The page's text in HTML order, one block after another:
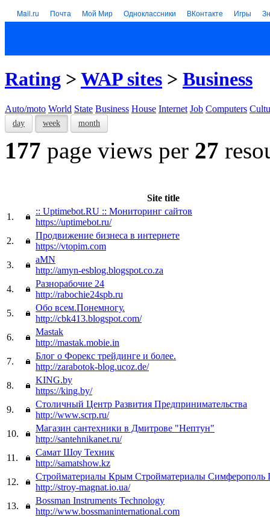
Mail.ru Почта Мой Мир Одноклассники ВКонтакте Игры
Rating > WAP sites > Business
Auto/moto World State Business House Internet Job Computers
day week month
177 page views per 27
Site title
1.
:: Uptimebot.RU :: Мониторинг сайтов
https://uptimebot.ru/
2.
Продвижение бизнеса в интернете
https://vtopim.com
3.
aMN
http://amyn-esblog.blogspot.co.za
4.
Разнорабочие 24
http://rabochie24spb.ru
5.
Обо всем.Понемногу.
http://cbk413.blogspot.com/
6.
Mastak
http://mastak.mobie.in
7.
Блог о Форекс трейдинге и более.
http://zarabotok-blog.ucoz.de/
8.
KING.by
https://king.by/
9.
Столичный Центр Развития Предпринимательства
http://www.scrp.ru/
10.
Магазин сантехники в Дмитрове "Нептун"
http://santehnikanet.ru/
11.
Самат Шоу Техник
http://samatshow.kz
12.
Стройматериалы Крым Стройматериалы Симферополь
http://stroy-magnat.io.ua/
13.
Bossman Instruments Technology
http://www.bossmaninternational.com